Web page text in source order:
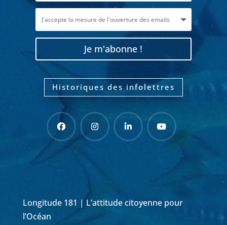
Je m'abonne !
Historiques des infolettres
Longitude 181 | L’attitude citoyenne pour
l’Océan